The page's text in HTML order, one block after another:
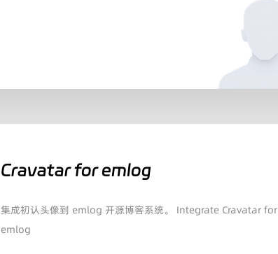
Cravatar for emlog
集成初认头像到 emlog 开源博客系统。 Integrate Cravatar for
emlog